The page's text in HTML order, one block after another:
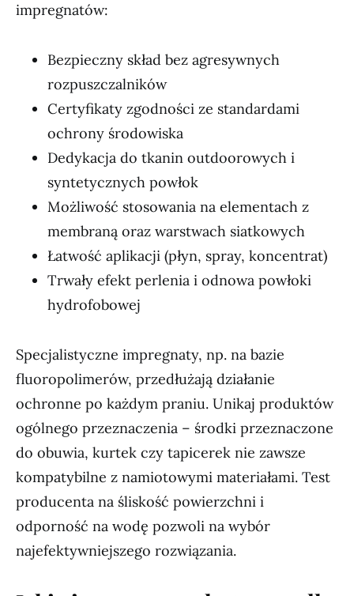
impregnatów:
Bezpieczny skład bez agresywnych
rozpuszczalników
Certyfikaty zgodności ze standardami
ochrony środowiska
Dedykacja do tkanin outdoorowych i
syntetycznych powłok
Możliwość stosowania na elementach z
membraną oraz warstwach siatkowych
Łatwość aplikacji (płyn, spray, koncentrat)
Trwały efekt perlenia i odnowa powłoki
hydrofobowej
Specjalistyczne impregnaty, np. na bazie
fluoropolimerów, przedłużają działanie
ochronne po każdym praniu. Unikaj produktów
ogólnego przeznaczenia – środki przeznaczone
do obuwia, kurtek czy tapicerek nie zawsze
kompatybilne z namiotowymi materiałami. Test
producenta na śliskość powierzchni i
odporność na wodę pozwoli na wybór
najefektywniejszego rozwiązania.